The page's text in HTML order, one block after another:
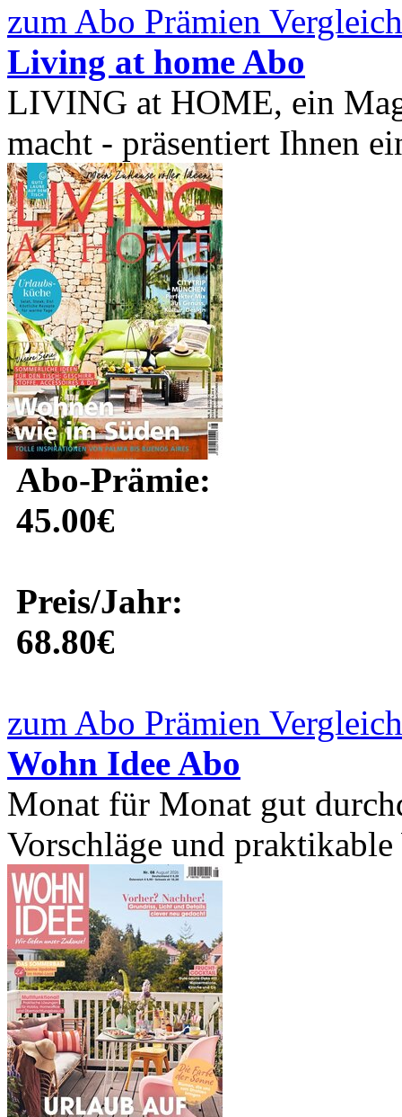
zum Abo Prämien
Living at home Abo
LIVING at HOME, ein
macht - präsentiert Ihnen
Abo-Prämie:
45.00€
Preis/Jahr:
68.80€
zum Abo Prämien
Wohn Idee Abo
Monat für Monat gut
Vorschläge und